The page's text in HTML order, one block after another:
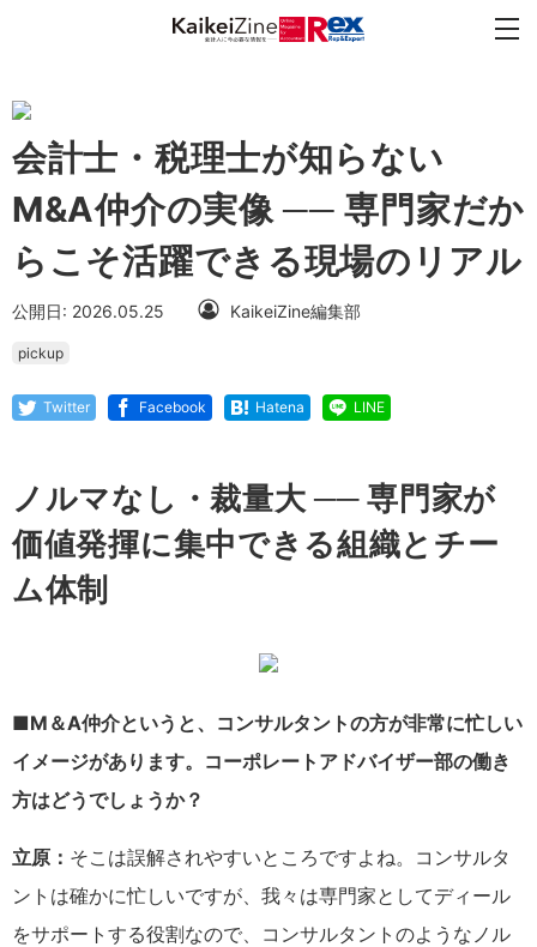
会計士・税理士が知らない
M&A仲介の実像 ── 専門家だか
らこそ活躍できる現場のリアル
公開日: 2026.05.25 KaikeiZine編集部
pickup
Twitter Facebook Hatena LINE
ノルマなし・裁量大 ── 専門家が
価値発揮に集中できる組織とチー
ム体制
■M＆A仲介というと、コンサルタントの方が非常に忙しい
イメージがあります。コーポレートアドバイザー部の働き
方はどうでしょうか？
立原： そこは誤解されやすいところですよね。コンサルタ
ントは確かに忙しいですが、我々は専門家としてディール
をサポートする役割なので、コンサルタントのようなノル